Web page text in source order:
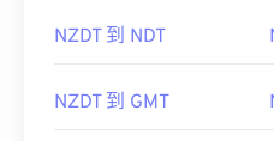
NZDT 到 NDT
NZDT 到 GMT